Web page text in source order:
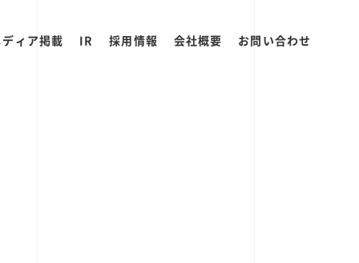
ィア掲載 IR 採用情報 会社概要 お問い合わせ